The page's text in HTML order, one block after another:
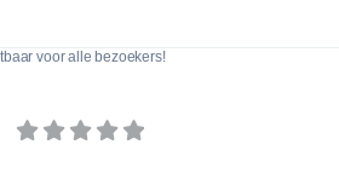
voor alle bezoekers!